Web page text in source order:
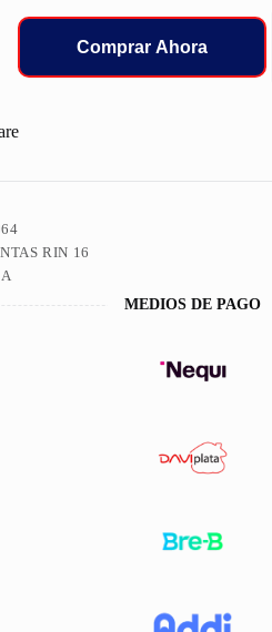
Comprar Ahora
RIN 16
MEDIOS DE PAGO